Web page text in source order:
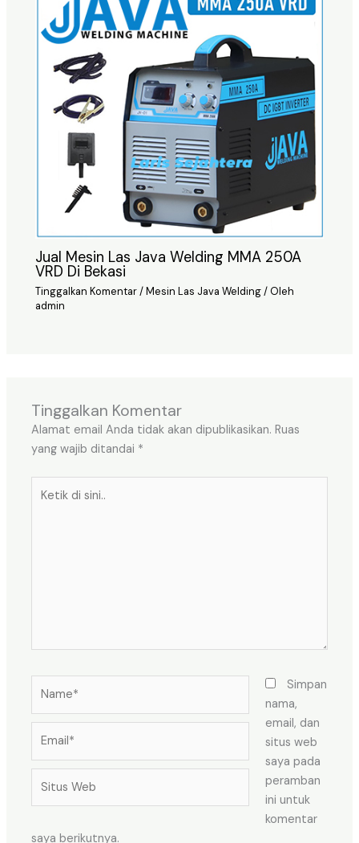
Jual Mesin Las Java Welding MMA 250A
VRD Di Bekasi
Tinggalkan Komentar/Mesin Las Java Welding/ Oleh
admin
Tinggalkan Komentar
Alamat email Anda tidak akan dipublikasikan. Ruas
yang wajib ditandai *
Web
Simpan
nama,
email, dan
situs web
saya pada
peramban
ini untuk
komentar
saya berikutnya.